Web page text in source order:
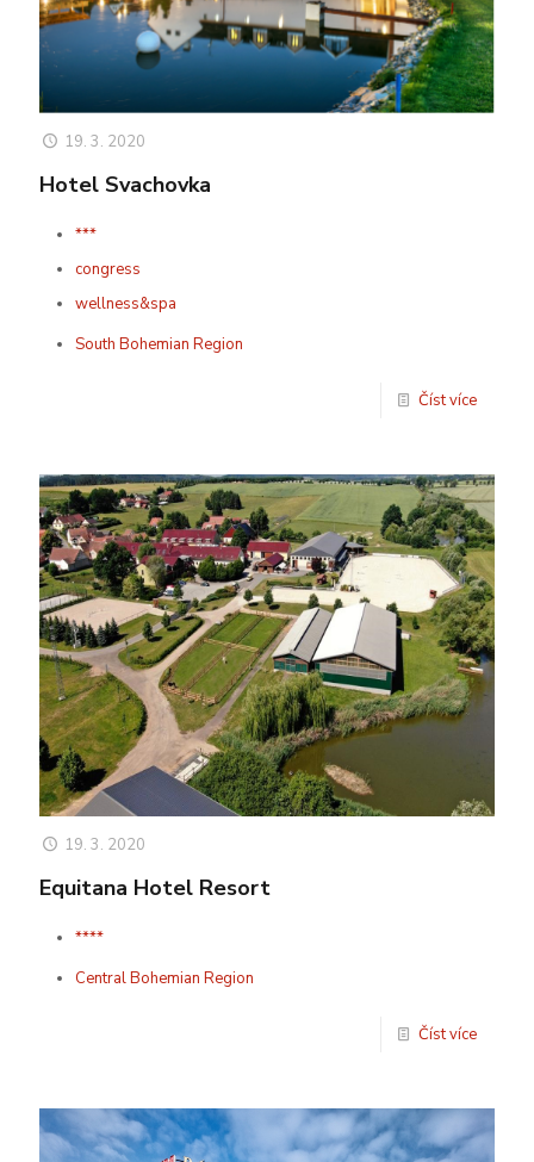
19. 3. 2020
Hotel Svachovka
***
congress
wellness&spa
South Bohemian Region
Číst více
19. 3. 2020
Equitana Hotel Resort
****
Central Bohemian Region
Číst více